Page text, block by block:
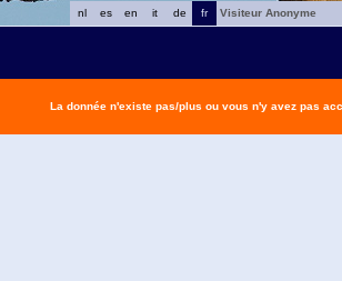
fr
de
it
en
es
nl
Visiteur Anonyme
La donnée n'existe pas/plus ou vous n'y avez pas